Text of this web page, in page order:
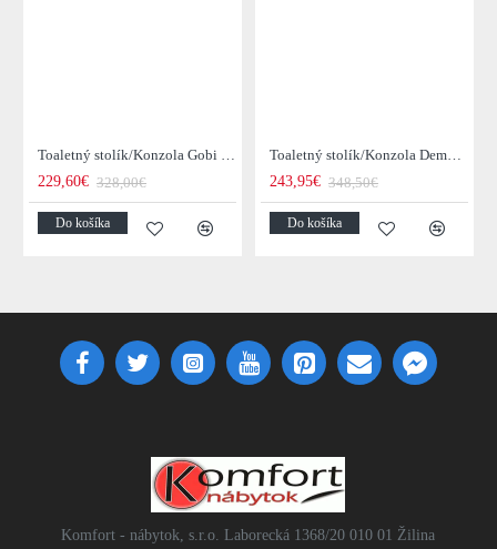
Toaletný stolík/Konzola Gobi 22-25 Mango drevo
229,60€ 328,00€
Do košíka
Toaletný stolík/Konzola Demn 21-18 Acacia drevo
243,95€ 348,50€
Do košíka
Komfort - nábytok, s.r.o. Laborecká 1368/20 010 01 Žilina